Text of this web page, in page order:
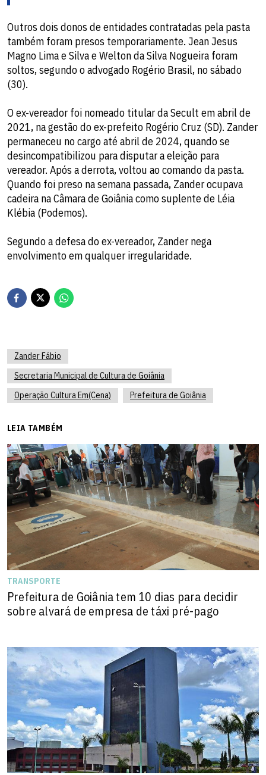
Outros dois donos de entidades contratadas pela pasta
também foram presos temporariamente. Jean Jesus
Magno Lima e Silva e Welton da Silva Nogueira foram
soltos, segundo o advogado Rogério Brasil, no sábado
(30).
O ex-vereador foi nomeado titular da Secult em abril de
2021, na gestão do ex-prefeito Rogério Cruz (SD). Zander
permaneceu no cargo até abril de 2024, quando se
desincompatibilizou para disputar a eleição para
vereador. Após a derrota, voltou ao comando da pasta.
Quando foi preso na semana passada, Zander ocupava
cadeira na Câmara de Goiânia como suplente de Léia
Klébia (Podemos).
Segundo a defesa do ex-vereador, Zander nega
envolvimento em qualquer irregularidade.
Zander Fábio
Secretaria Municipal de Cultura de Goiânia
Operação Cultura Em(Cena)
Prefeitura de Goiânia
LEIA TAMBÉM
TRANSPORTE
Prefeitura de Goiânia tem 10 dias para decidir
sobre alvará de empresa de táxi pré-pago